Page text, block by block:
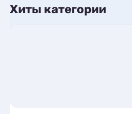
Хиты категории